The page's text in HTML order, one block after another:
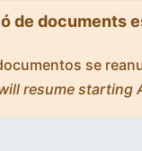
de documents
se
resume